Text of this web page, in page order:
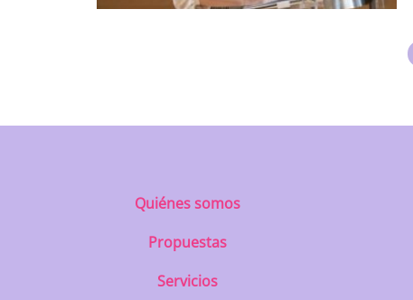
Quiénes somos
Propuestas
Servicios